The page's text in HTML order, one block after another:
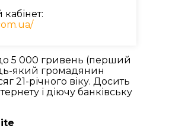
5 000 гривень (перший
який громадянин
21-річного віку. Досить
і діючу банківську